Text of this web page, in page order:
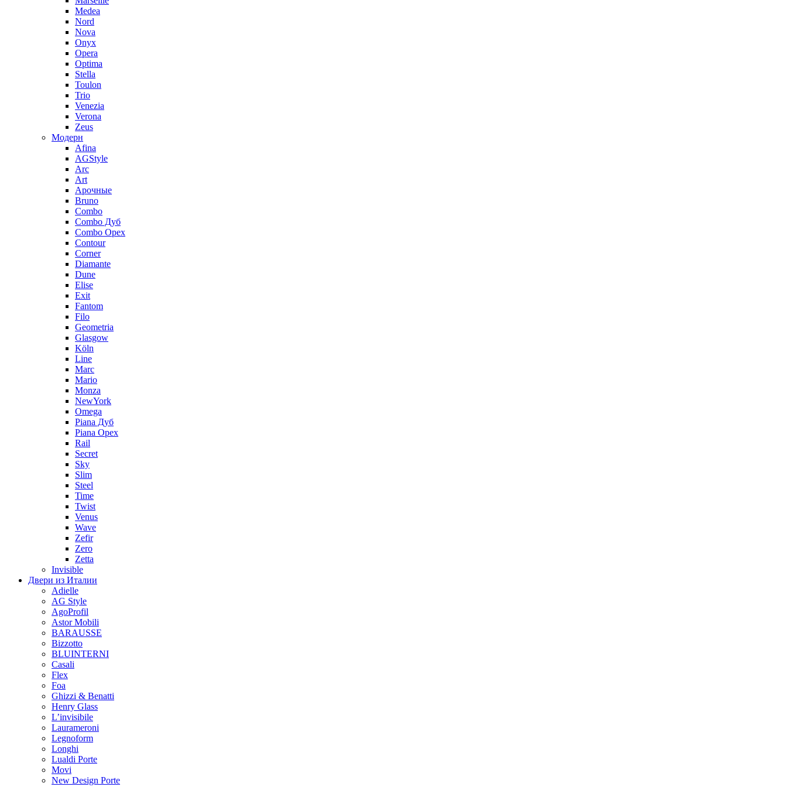
Medea
Nord
Nova
Onyx
Opera
Optima
Stella
Toulon
Trio
Venezia
Verona
Zeus
Модерн
Afina
AGStyle
Arc
Art
Aрочные
Bruno
Combo
Combo Дуб
Combo Орех
Contour
Corner
Diamante
Dune
Elise
Exit
Fantom
Filo
Geometria
Glasgow
Köln
Line
Marc
Mario
Monza
NewYork
Omega
Piana Дуб
Piana Орех
Rail
Secret
Sky
Slim
Steel
Time
Twist
Venus
Wave
Zefir
Zero
Zetta
Invisible
Двери из Италии
Adielle
AG Style
AgoProfil
Astor Mobili
BARAUSSE
Bizzotto
BLUINTERNI
Casali
Flex
Foa
Ghizzi & Benatti
Henry Glass
L’invisibile
Laurameroni
Legnoform
Longhi
Lualdi Porte
Movi
New Design Porte